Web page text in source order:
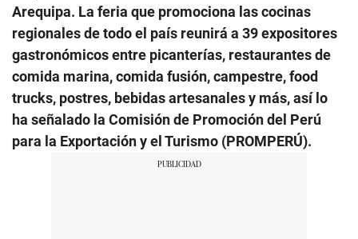
Arequipa. La feria que promociona las cocinas
regionales de todo el país reunirá a 39 expositores
gastronómicos entre picanterías, restaurantes de
comida marina, comida fusión, campestre, food
trucks, postres, bebidas artesanales y más, así lo
ha señalado la Comisión de Promoción del Perú
para la Exportación y el Turismo (PROMPERÚ).